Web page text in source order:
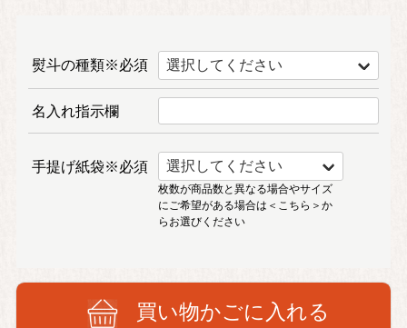
買い物かごに入れる
熨斗の種類※必須
名入れ指示欄
手提げ紙袋※必須
枚数が商品数と異なる場合やサイズ
にご希望がある場合は ＜こちら＞か
らお選びください